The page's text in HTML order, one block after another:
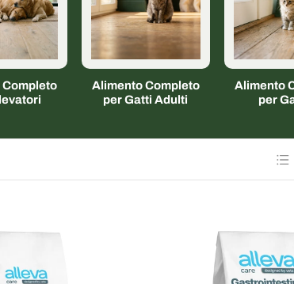
Alimento Completo
per Gatti Adulti
Alimento
per